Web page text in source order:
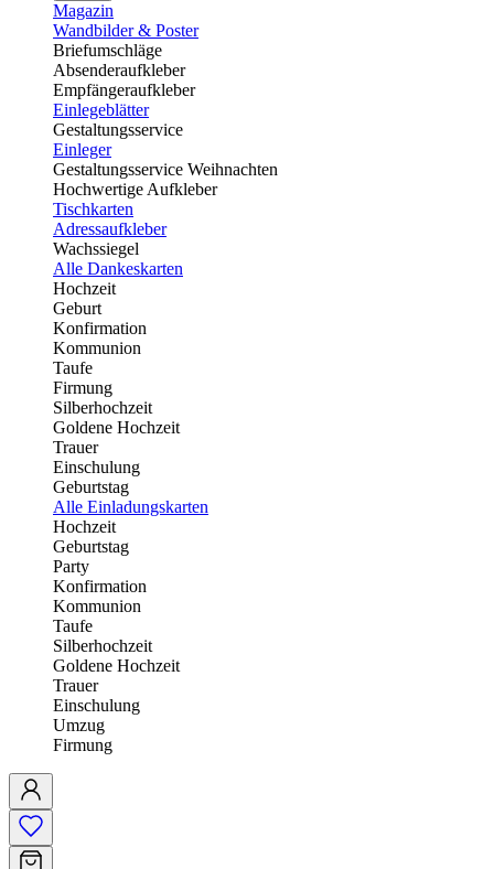
Magazin
Wandbilder & Poster
Briefumschläge
Absenderaufkleber
Empfängeraufkleber
Einlegeblätter
Gestaltungsservice
Einleger
Gestaltungsservice Weihnachten
Hochwertige Aufkleber
Tischkarten
Adressaufkleber
Wachssiegel
Alle Dankeskarten
Hochzeit
Geburt
Konfirmation
Kommunion
Taufe
Firmung
Silberhochzeit
Goldene Hochzeit
Trauer
Einschulung
Geburtstag
Alle Einladungskarten
Hochzeit
Geburtstag
Party
Konfirmation
Kommunion
Taufe
Silberhochzeit
Goldene Hochzeit
Trauer
Einschulung
Umzug
Firmung